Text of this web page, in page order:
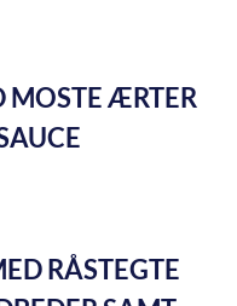
MOSTE ÆRTER
RÅSTEGTE